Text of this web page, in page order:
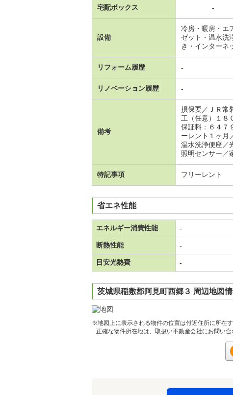
宅配ボックス -
設備
冷房・暖房・エ
ゼット・温水洗
き・インターネ
リフォーム履歴 -
リノベーション履歴 -
備考
損保要／ＪＲ常
工（任意）１８
保証料：６４７
ーレント１ヶ月
温水洗浄便座／
照明センサー／
特記事項 フリーレント
省エネ性能
エネルギー消費性能 -
断熱性能 -
目安光熱費 -
茨城県稲敷郡阿見町西郷３ 周辺地図
※地図上に表示される物件の位置は付近住所に所在
正確な物件所在地は、取扱い不動産会社にお問い合